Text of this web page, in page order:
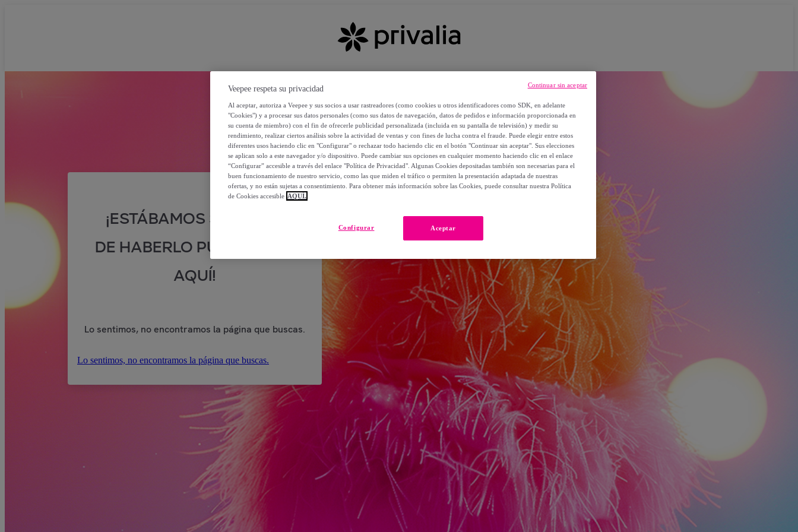
¡ESTÁBAMOS SEGUROS
DE HABERLO PUESTO POR
AQUÍ!
Lo sentimos, no encontramos la página que buscas.
Lo sentimos, no encontramos la página que buscas.
Veepee respeta su privacidad
Al aceptar, autoriza a Veepee y sus socios a usar rastreadores (como cookies u otros identificadores como SDK, en adelante
"Cookies") y a procesar sus datos personales (como sus datos de navegación, datos de pedidos e información proporcionada en
su cuenta de miembro) con el fin de ofrecerle publicidad personalizada (incluida en su pantalla de televisión) y medir su
rendimiento, realizar ciertos análisis sobre la actividad de ventas y con fines de lucha contra el fraude. Puede elegir entre estos
diferentes usos haciendo clic en "Configurar" o rechazar todo haciendo clic en el botón "Continuar sin aceptar". Sus elecciones
se aplican solo a este navegador y/o dispositivo. Puede cambiar sus opciones en cualquier momento haciendo clic en el enlace
“Configurar” accesible a través del enlace "Política de Privacidad". Algunas Cookies depositadas también son necesarias para el
buen funcionamiento de nuestro servicio, como las que miden el tráfico o permiten la presentación adaptada de nuestras
ofertas, y no están sujetas a consentimiento. Para obtener más información sobre las Cookies, puede consultar nuestra Política
de Cookies accesible AQUÍ.
Aceptar
Configurar
Continuar sin aceptar